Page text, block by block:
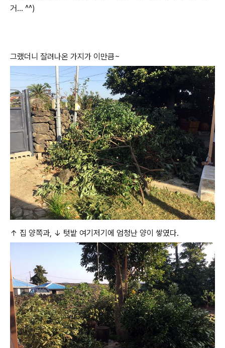
거... ^^)
그랬더니 잘려나온 가지가 이만큼~
↑ 집 양쪽과, ↓ 텃밭 여기저기에 엄청난 양이 쌓였다.